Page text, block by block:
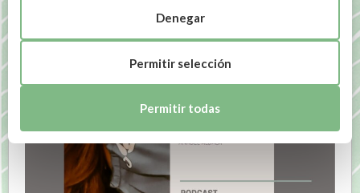
Denegar
Permitir selección
Permitir todas